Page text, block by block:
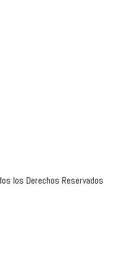
los Derechos Reservados